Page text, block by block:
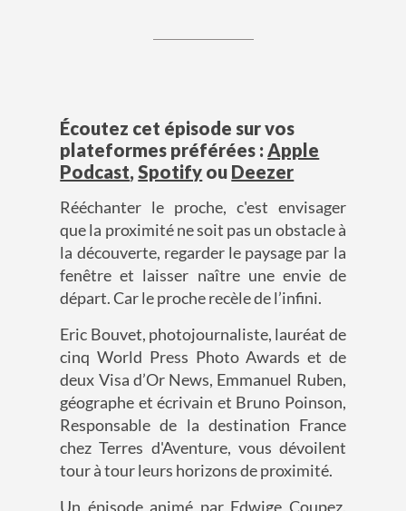
Écoutez cet épisode sur vos
plateformes préférées :Apple
Podcast,Spotify ou Deezer
Rééchanter le proche, c'est envisager
que la proximité ne soit pas un obstacle à
la découverte, regarder le paysage par la
fenêtre et laisser naître une envie de
départ. Car le proche recèle de l’infini.
Eric Bouvet, photojournaliste, lauréat de
cinq World Press Photo Awards et de
deux Visa d’Or News, Emmanuel Ruben,
géographe et écrivain et Bruno Poinson,
Responsable de la destination France
chez Terres d'Aventure, vous dévoilent
tour à tour leurs horizons de proximité.
Un épisode animé par Edwige Coupez,